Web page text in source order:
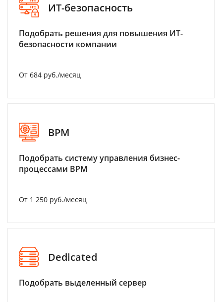
ИТ-безопасность
Подобрать решения для повышения ИТ-
безопасности компании
От 684 руб./месяц
BPM
Подобрать систему управления бизнес-
процессами BPM
От 1 250 руб./месяц
Dedicated
Подобрать выделенный сервер